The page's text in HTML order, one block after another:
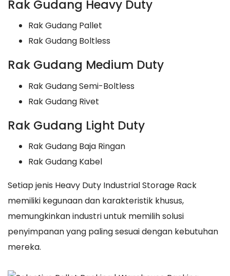
Rak Gudang Heavy Duty
Rak Gudang Pallet
Rak Gudang Boltless
Rak Gudang Medium Duty
Rak Gudang Semi-Boltless
Rak Gudang Rivet
Rak Gudang Light Duty
Rak Gudang Baja Ringan
Rak Gudang Kabel
Setiap jenis Heavy Duty Industrial Storage Rack
memiliki kegunaan dan karakteristik khusus,
memungkinkan industri untuk memilih solusi
penyimpanan yang paling sesuai dengan kebutuhan
mereka.